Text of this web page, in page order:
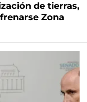
de tierras,
Zona